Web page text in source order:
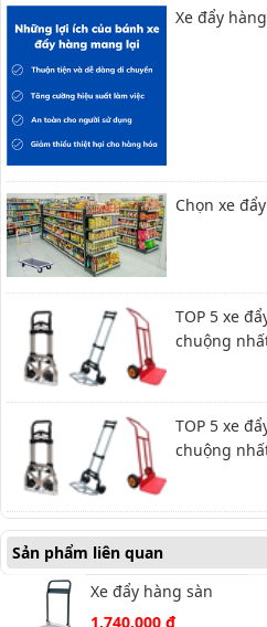
Xe đẩy
Chọn xe
TOP 5 xe
chuộng
TOP 5 xe
chuộng
Sản phẩm liên quan
Xe đẩy hàng sàn
nhôm Nikawa FWS-
1.740.000 đ